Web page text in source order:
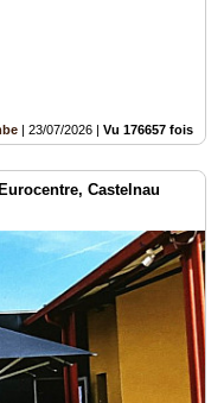
| 23/07/2026 | Vu 176657 fois
Castelnau